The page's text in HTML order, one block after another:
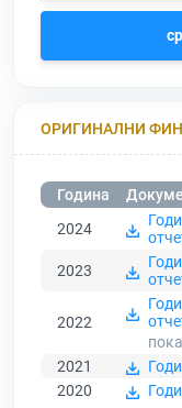
ОРИГИНАЛНИ
Година
2024
2023
2022
2021
2020